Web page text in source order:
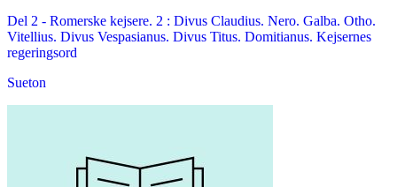
Del 2 - Romerske kejsere. 2 : Divus Claudius. Nero. Galba. Otho.
Vitellius. Divus Vespasianus. Divus Titus. Domitianus. Kejsernes
regeringsord
Sueton